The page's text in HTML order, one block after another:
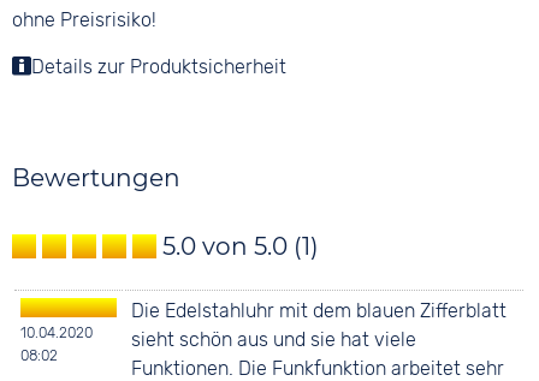
ohne Preisrisiko!
Details zur Produktsicherheit
Bewertungen
5.0 von 5.0 (1)
10.04.2020
08:02
Die Edelstahluhr mit dem blauen Zifferblatt
sieht schön aus und sie hat viele
Funktionen. Die Funkfunktion arbeitet sehr